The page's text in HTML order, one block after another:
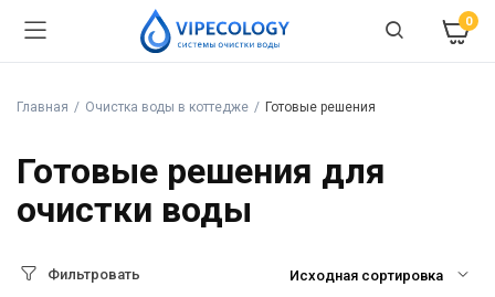
0
Главная Очистка воды в коттедже Готовые решения
Готовые решения для
очистки воды
Фильтровать